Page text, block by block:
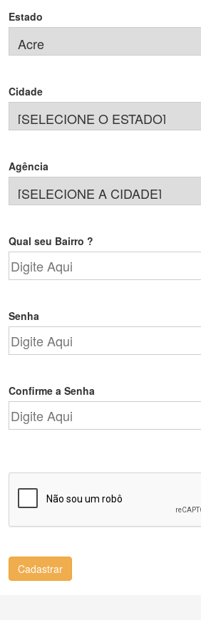
Estado
Cidade
Agência
Qual seu Bairro ?
Senha
Confirme a Senha
Cadastrar